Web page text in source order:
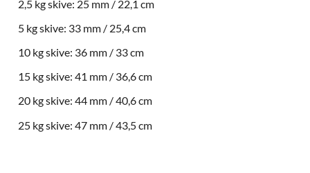
2,5 kg skive: 25 mm / 22,1 cm
5 kg skive: 33 mm / 25,4 cm
10 kg skive: 36 mm / 33 cm
15 kg skive: 41 mm / 36,6 cm
20 kg skive: 44 mm / 40,6 cm
25 kg skive: 47 mm / 43,5 cm